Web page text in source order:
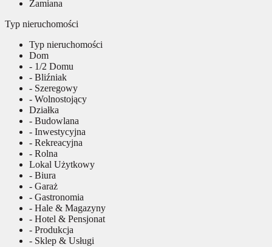
Zamiana
Typ nieruchomości
Typ nieruchomości
Dom
- 1/2 Domu
- Bliźniak
- Szeregowy
- Wolnostojący
Działka
- Budowlana
- Inwestycyjna
- Rekreacyjna
- Rolna
Lokal Użytkowy
- Biura
- Garaż
- Gastronomia
- Hale & Magazyny
- Hotel & Pensjonat
- Produkcja
- Sklep & Usługi